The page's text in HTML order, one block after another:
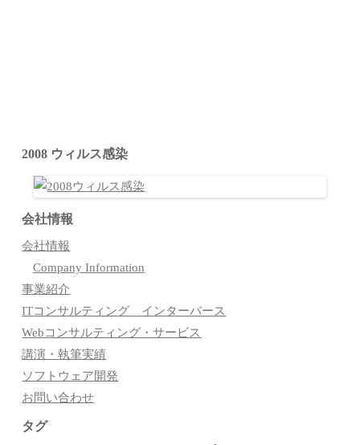
2008 ウィルス感染
会社情報
会社情報
Company Information
事業紹介
ITコンサルティング インターバース
Webコンサルティング・サービス
講演・執筆実績
ソフトウェア開発
お問い合わせ
タグ